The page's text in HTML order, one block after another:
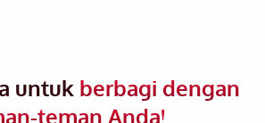
untuk berbagi dengan
teman Anda!
pengingat untuk mengunduh
Anda kembali menggunakan